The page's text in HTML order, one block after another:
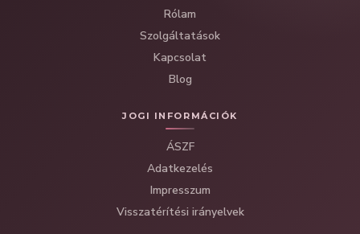
Rólam
Szolgáltatások
Kapcsolat
Blog
JOGI INFORMÁCIÓK
ÁSZF
Adatkezelés
Impresszum
Visszatérítési irányelvek